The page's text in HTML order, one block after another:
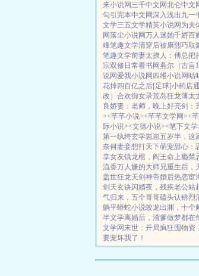
来小说网 三千中文网北仑中文
勾引 完本中文网深入浅出 九一
文学三五文学精英小说网 为夫
网落尘小说网万人迷她千娇百
峰笔趣文学清穿后被康熙巧取
笔趣文学前妻太撩人：傅总把
宗双修日常看书网燕尔（古言
说网爱我小说网 四维小说网咕
花掉四百亿之后[足球]小药店
改） 合欢御女录荒岛狂龙薄太
良娇妻：老师，晚上好亮剑：
><芊芊小说><芊芊文学网><
际小说><文德小说><笔下文学
第一纨绔玄学崽崽五岁半，这
奈何妻妾想打天下萌宠甜心：
享女友镇龙棺，阎王命上瘾禁
流香万人嫌的大师兄重生后，
盖世狂龙天剑神帝婚后热恋宦
剑天玄诀闪婚夜，残疾老公站
气归来，五个哥哥磕头认错烈
躺平蟒蛇小说蛟龙出渊，十个
半文学离婚后，渣爹做梦都在
文学网末世：开局疯狂囤物资
要宠坏我了！